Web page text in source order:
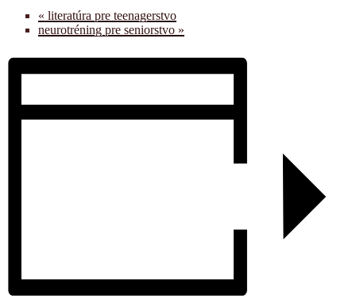
« literatúra pre teenagerstvo
neurotréning pre seniorstvo »